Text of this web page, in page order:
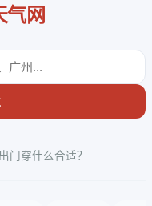
网
门穿什么合适？